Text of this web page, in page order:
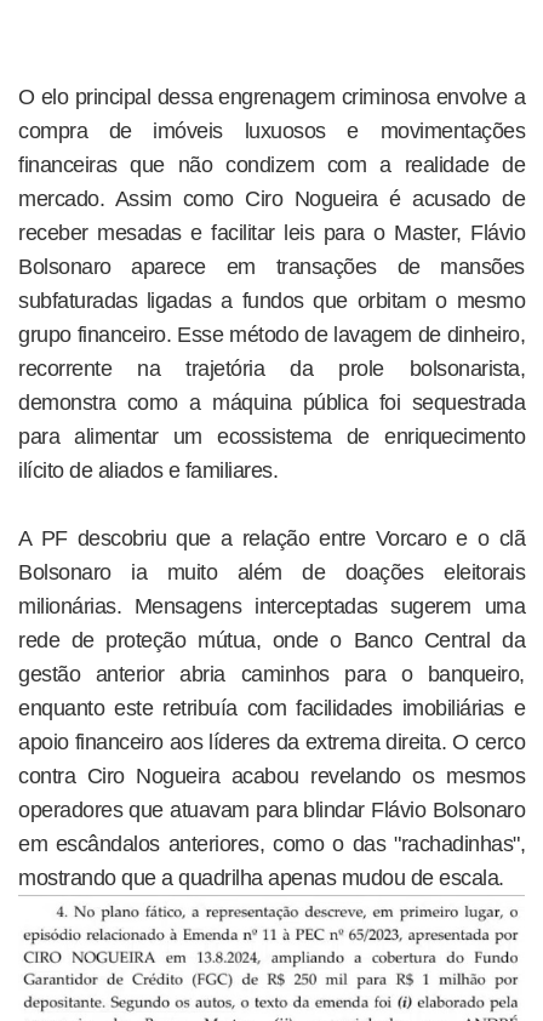
O elo principal dessa engrenagem criminosa envolve a
compra de imóveis luxuosos e movimentações
financeiras que não condizem com a realidade de
mercado. Assim como Ciro Nogueira é acusado de
receber mesadas e facilitar leis para o Master, Flávio
Bolsonaro aparece em transações de mansões
subfaturadas ligadas a fundos que orbitam o mesmo
grupo financeiro. Esse método de lavagem de dinheiro,
recorrente na trajetória da prole bolsonarista,
demonstra como a máquina pública foi sequestrada
para alimentar um ecossistema de enriquecimento
ilícito de aliados e familiares.
A PF descobriu que a relação entre Vorcaro e o clã
Bolsonaro ia muito além de doações eleitorais
milionárias. Mensagens interceptadas sugerem uma
rede de proteção mútua, onde o Banco Central da
gestão anterior abria caminhos para o banqueiro,
enquanto este retribuía com facilidades imobiliárias e
apoio financeiro aos líderes da extrema direita. O cerco
contra Ciro Nogueira acabou revelando os mesmos
operadores que atuavam para blindar Flávio Bolsonaro
em escândalos anteriores, como o das "rachadinhas",
mostrando que a quadrilha apenas mudou de escala.